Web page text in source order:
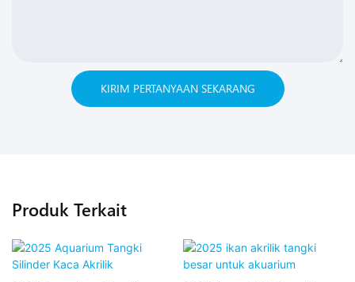
KIRIM PERTANYAAN SEKARANG
Produk Terkait